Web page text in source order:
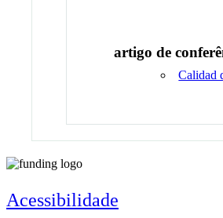
artigo de
Calidad
Acessibilidade